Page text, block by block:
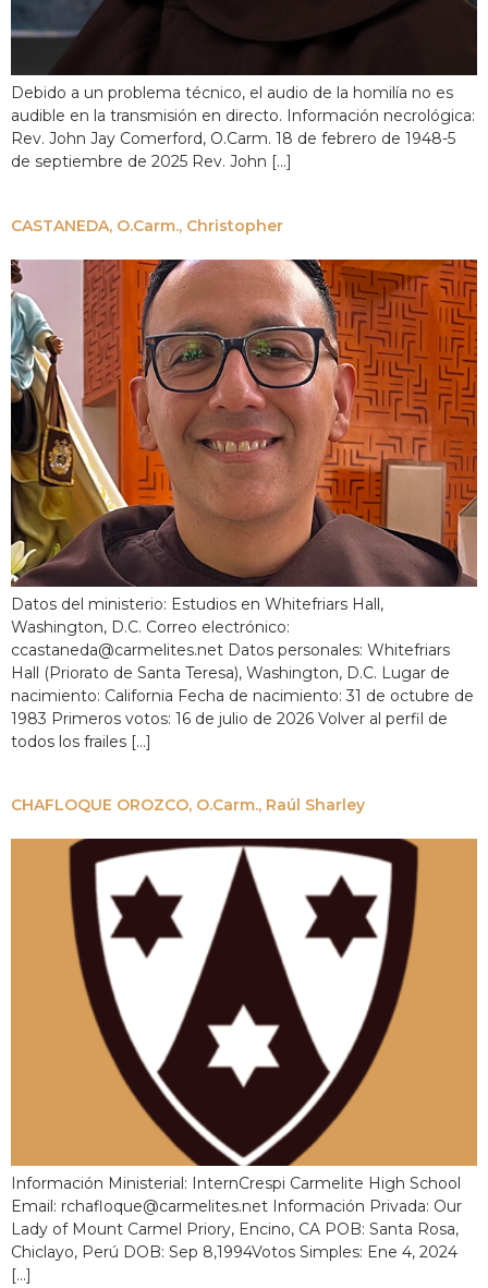
Debido a un problema técnico, el audio de la homilía no es
audible en la transmisión en directo. Información necrológica:
Rev. John Jay Comerford, O.Carm. 18 de febrero de 1948-5
de septiembre de 2025 Rev. John [...]
CASTANEDA, O.Carm., Christopher
Datos del ministerio: Estudios en Whitefriars Hall,
Washington, D.C. Correo electrónico:
ccastaneda@carmelites.net Datos personales: Whitefriars
Hall (Priorato de Santa Teresa), Washington, D.C. Lugar de
nacimiento: California Fecha de nacimiento: 31 de octubre de
1983 Primeros votos: 16 de julio de 2026 Volver al perfil de
todos los frailes […]
CHAFLOQUE OROZCO, O.Carm., Raúl Sharley
Información Ministerial: InternCrespi Carmelite High School
Email: rchafloque@carmelites.net Información Privada: Our
Lady of Mount Carmel Priory, Encino, CA POB: Santa Rosa,
Chiclayo, Perú DOB: Sep 8,1994Votos Simples: Ene 4, 2024
[...]